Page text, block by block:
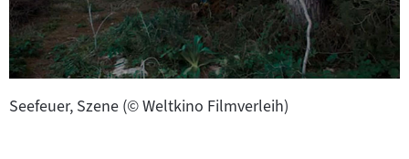
Seefeuer, Szene (© Weltkino Filmverleih)